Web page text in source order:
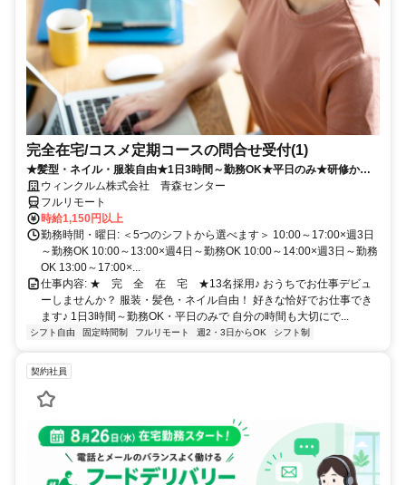
完全在宅/コスメ定期コースの問合せ受付(1)
★髪型・ネイル・服装自由★1日3時間～勤務OK★平日のみ★研修から
フルリモート！
ウィンクルム株式会社 青森センター
フルリモート
時給1,150円以上
勤務時間・曜日: ＜5つのシフトから選べます＞ 10:00～17:00×週3日
～勤務OK 10:00～13:00×週4日～勤務OK 10:00～14:00×週3日～勤務
OK 13:00～17:00×...
仕事内容: ★ 完 全 在 宅 ★13名採用♪ おうちでお仕事デビュ
ーしませんか？ 服装・髪色・ネイル自由！ 好きな恰好でお仕事でき
ます♪ 1日3時間～勤務OK・平日のみで 自分の時間も大切にで...
シフト自由 固定時間制 フルリモート 週2・3日からOK シフト制
契約社員